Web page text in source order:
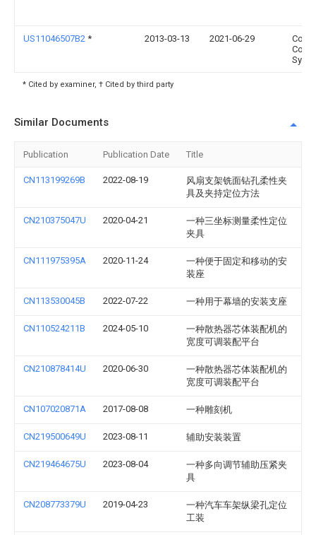
US11046507B2 * 2013-03-13 2021-06-29
* Cited by examiner, † Cited by third party
Similar Documents
Publication Publication Date Title
CN113199269B 2022-08-19
风扇支架铣面钻孔柔性夹
具及夹持定位方法
CN210375047U 2020-04-21
一种三坐标测量柔性定位
夹具
CN111975395A 2020-11-24
一种便于固定和移动的安
装座
CN113530045B 2022-07-22 一种用于幕墙的安装支座
CN110524211B 2024-05-10
一种散热器芯体装配机的
宽度可调装配平台
CN210878414U 2020-06-30
一种散热器芯体装配机的
宽度可调装配平台
CN107020871A 2017-08-08 一种雕刻机
CN219500649U 2023-08-11 辅助安装装置
CN219464675U 2023-08-04
一种多向调节辅助压紧夹
具
CN208773379U 2019-04-23
一种汽车车架纵梁孔定位
工装